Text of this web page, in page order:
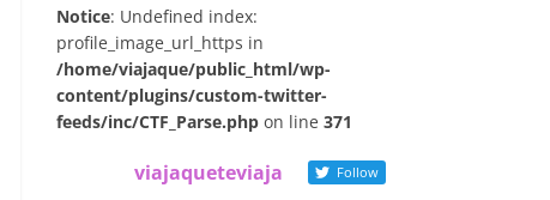
Notice: Undefined index:
profile_image_url_https in
/home/viajaque/public_html/wp-
content/plugins/custom-twitter-
feeds/inc/CTF_Parse.php on line 371
viajaqueteviaja Follow